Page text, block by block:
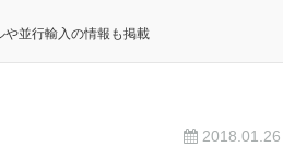
並行輸入の情報も掲載
2018.01.26